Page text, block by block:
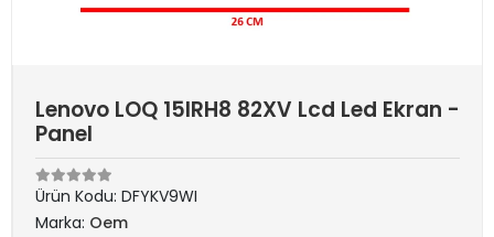
Lenovo LOQ 15IRH8 82XV Lcd Led Ekran -
Panel
Ürün Kodu: DFYKV9WI
Marka: Oem